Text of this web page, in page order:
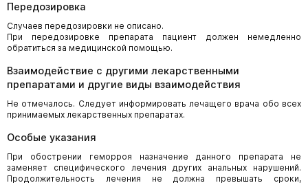
Передозировка
Случаев передозировки не описано.
При передозировке препарата пациент должен немедленно
обратиться за медицинской помощью.
Взаимодействие с другими лекарственными
препаратами и другие виды взаимодействия
Не отмечалось. Следует информировать лечащего врача обо всех
принимаемых лекарственных препаратах.
Особые указания
При обострении геморроя назначение данного препарата не
заменяет специфического лечения других анальных нарушений.
Продолжительность лечения не должна превышать сроки,